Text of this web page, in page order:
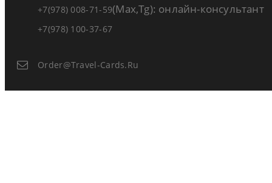
+7(978) 008-71-59(Max,Tg): онлайн-консультант
+7(978) 100-37-67
Order@travel-Cards.ru